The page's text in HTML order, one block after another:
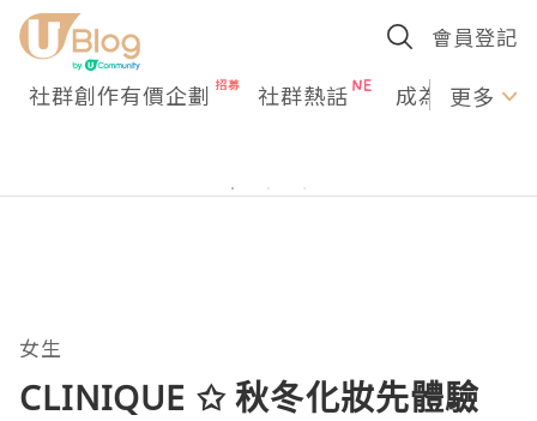
會員登記
社群創作有價企劃 社群熱話 成為U更多
女生
CLINIQUE ✩ 秋冬化妝先體驗